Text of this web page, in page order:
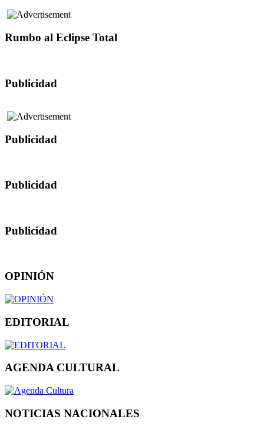
Rumbo al Eclipse Total
Publicidad
Publicidad
Publicidad
Publicidad
OPINIÓN
EDITORIAL
AGENDA CULTURAL
NOTICIAS NACIONALES